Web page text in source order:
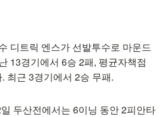
디트릭 엔스가 선발투수로 마운드
13경기에서 6승 2패, 평균자책점
최근 3경기에서 2승 무패.
두산전에서는 6이닝 동안 2피안타